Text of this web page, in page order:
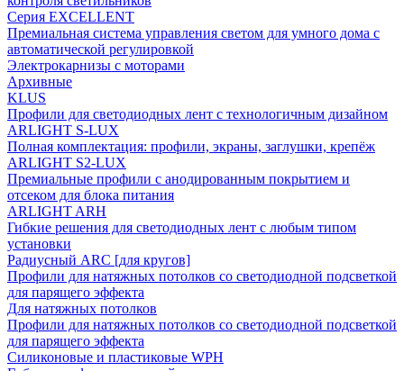
Серия EXCELLENT
Премиальная система управления светом для умного дома с
автоматической регулировкой
Электрокарнизы с моторами
Архивные
KLUS
Профили для светодиодных лент с технологичным дизайном
ARLIGHT S-LUX
Полная комплектация: профили, экраны, заглушки, крепёж
ARLIGHT S2-LUX
Премиальные профили с анодированным покрытием и
отсеком для блока питания
ARLIGHT ARH
Гибкие решения для светодиодных лент с любым типом
установки
Радиусный ARC [для кругов]
Профили для натяжных потолков со светодиодной подсветкой
для парящего эффекта
Для натяжных потолков
Профили для натяжных потолков со светодиодной подсветкой
для парящего эффекта
Силиконовые и пластиковые WPH